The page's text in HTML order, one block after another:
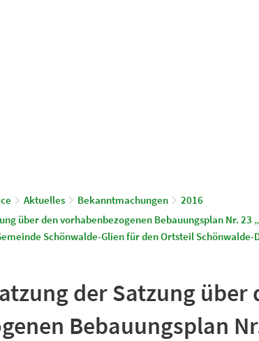
Aktuelles Bekanntmachungen
2016
über den vorhabenbezogenen Bebauungsplan Nr. 23
Schönwalde-Glien für den Ortsteil Schönwalde-
der Satzung über
Bebauungsplan